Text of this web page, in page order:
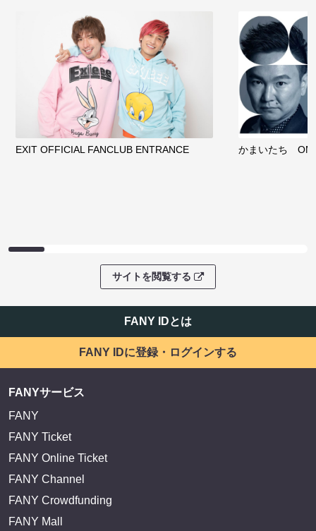
EXIT OFFICIAL FANCLUB ENTRANCE かまいたち
サイトを閲覧する
FANY IDとは
FANY IDに登録・ログインする
FANYサービス
FANY
FANY Ticket
FANY Online Ticket
FANY Channel
FANY Crowdfunding
FANY Mall